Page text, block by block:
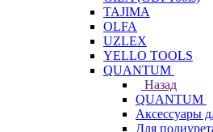
TAJIMA
OLFA
UZLEX
YELLO TOOLS
QUANTUM
Назад
QUANTUM
Аксессуары
Для